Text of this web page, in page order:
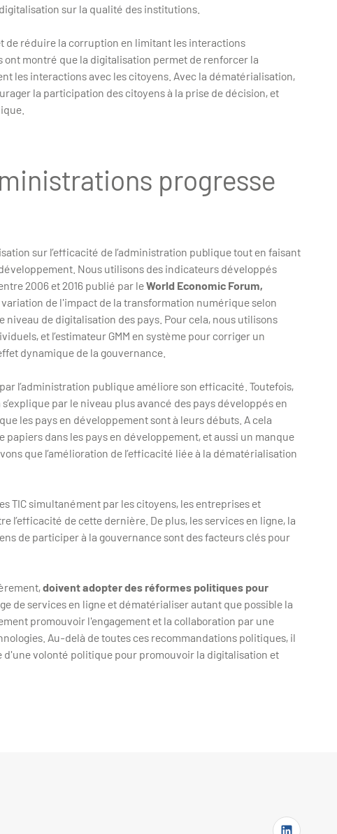
sur la qualité des institutions.
de réduire la corruption en limitant les interactions
montré que la digitalisation permet de renforcer la
les interactions avec les citoyens. Avec la dématérialisation,
la participation des citoyens à la prise de décision, et
progresse
sur l’efficacité de l’administration publique tout en faisant
Nous utilisons des indicateurs développés
2006 et 2016 publié par leWorld Economic Forum,
variation de l'impact de la transformation numérique selon
de digitalisation des pays. Pour cela, nous utilisons
et l’estimateur GMM en système pour corriger un
dynamique de la gouvernance.
l’administration publique améliore son efficacité. Toutefois,
par le niveau plus avancé des pays développés en
les pays en développement sont à leurs débuts. A cela
dans les pays en développement, et aussi un manque
que l’amélioration de l’efficacité liée à la dématérialisation
TIC simultanément par les citoyens, les entreprises et
l’efficacité de cette dernière. De plus, les services en ligne, la
de participer à la gouvernance sont des facteurs clés pour
doivent adopter des réformes politiques pour
de services en ligne et dématérialiser autant que possible la
promouvoir l'engagement et la collaboration par une
Au-delà de toutes ces recommandations politiques, il
volonté politique pour promouvoir la digitalisation et